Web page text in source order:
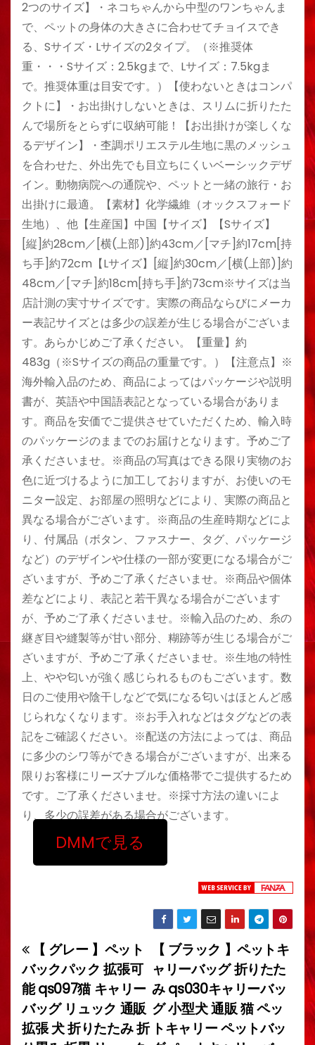
2つのサイズ】・ネコちゃんから中型のワンちゃんま
で、ペットの身体の大きさに合わせてチョイスでき
る、Sサイズ・Lサイズの2タイプ。（※推奨体
重・・・Sサイズ：2.5kgまで、Lサイズ：7.5kgま
で。推奨体重は目安です。）【使わないときはコンパ
クトに】・お出掛けしないときは、スリムに折りたた
んで場所をとらずに収納可能！【お出掛けが楽しくな
るデザイン】・杢調ポリエステル生地に黒のメッシュ
を合わせた、外出先でも目立ちにくいベーシックデザ
イン。動物病院への通院や、ペットと一緒の旅行・お
出掛けに最適。【素材】化学繊維（オックスフォード
生地）、他【生産国】中国【サイズ】【Sサイズ】
[縦]約28cm／[横(上部)]約43cm／[マチ]約17cm[持
ち手]約72cm【Lサイズ】[縦]約30cm／[横(上部)]約
48cm／[マチ]約18cm[持ち手]約73cm※サイズは当
店計測の実寸サイズです。実際の商品ならびにメーカ
ー表記サイズとは多少の誤差が生じる場合がございま
す。あらかじめご了承ください。【重量】約
483g（※Sサイズの商品の重量です。）【注意点】※
海外輸入品のため、商品によってはパッケージや説明
書が、英語や中国語表記となっている場合がありま
す。商品を安価でご提供させていただくため、輸入時
のパッケージのままでのお届けとなります。予めご了
承くださいませ。※商品の写真はできる限り実物のお
色に近づけるように加工しておりますが、お使いのモ
ニター設定、お部屋の照明などにより、実際の商品と
異なる場合がございます。※商品の生産時期などによ
り、付属品（ボタン、ファスナー、タグ、パッケージ
など）のデザインや仕様の一部が変更になる場合がご
ざいますが、予めご了承くださいませ。※商品や個体
差などにより、表記と若干異なる場合がございます
が、予めご了承くださいませ。※輸入品のため、糸の
継ぎ目や縫製等が甘い部分、糊跡等が生じる場合がご
ざいますが、予めご了承くださいませ。※生地の特性
上、やや匂いが強く感じられるものもございます。数
日のご使用や陰干しなどで気になる匂いはほとんど感
じられなくなります。※お手入れなどはタグなどの表
記をご確認ください。※配送の方法によっては、商品
に多少のシワ等ができる場合がございますが、出来る
限りお客様にリーズナブルな価格帯でご提供するため
です。ご了承くださいませ。※採寸方法の違いによ
り、多少の誤差がある場合がございます。
DMMで見る
投
稿
ナ
【 ブラック 】ペットキ
ャリーバッグ 折りたた
み qs030キャリーバッ
グ 小型犬 通販 猫 ペッ
トキャリー ペットバッ
【 グレー 】ペット
バックパック 拡張可
能 qs097猫 キャリー
バッグ リュック 通販
拡張 犬 折りたたみ 折